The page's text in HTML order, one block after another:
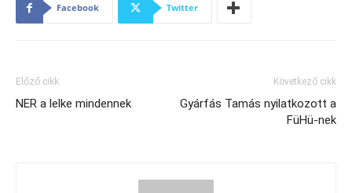
Facebook Twitter
Előző cikk
NER a lelke mindennek
Következő cikk
Gyárfás Tamás nyilatkozott a
FüHü-nek